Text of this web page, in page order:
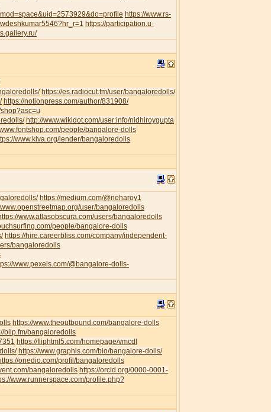
https://www.rs-
https://participation.u-
https://es.radiocut.fm/user/bangaloredolls/
https://notionpress.com/author/831908/
http://www.wikidot.com/user:info/nidhiroygupta
people/bangalore-dolls
www.kiva.org/lender/bangaloredolls
https://medium.com/@neharoy1
www.openstreetmap.org/user/bangaloredolls
www.atlasobscura.com/users/bangaloredolls
people/bangalore-dolls
https://hire.careerbliss.com/company/independent-
bangaloredolls
www.pexels.com/@bangalore-dolls-
https://www.theoutbound.com/bangalore-dolls
blip.fm/bangaloredolls
https://fliphtml5.com/homepage/vmcdl
https://www.graphis.com/bio/bangalore-dolls/
onedio.com/profil/bangaloredolls
bangaloredolls https://orcid.org/0000-0001-
www.runnerspace.com/profile.php?